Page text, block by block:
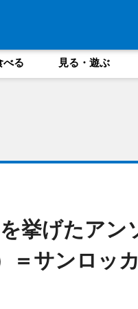
べる 見る・遊ぶ
挙げたアン
＝サンロッ